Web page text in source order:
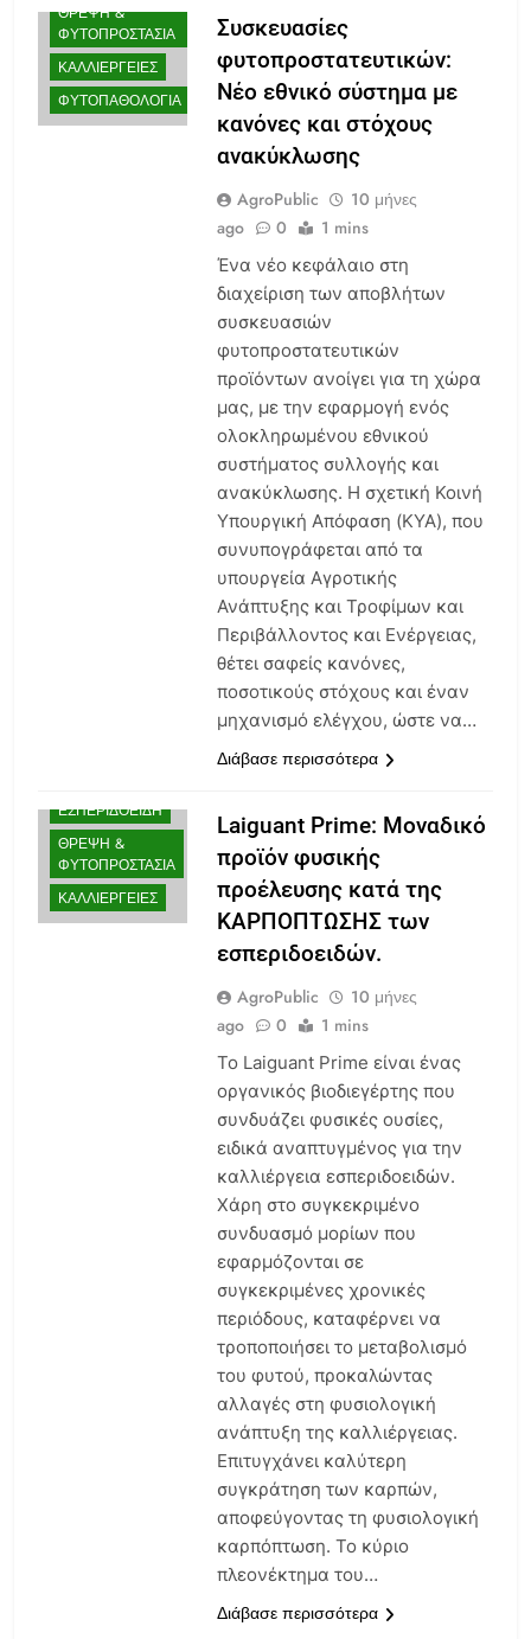
ΘΡΕΨΗ &
ΦΥΤΟΠΡΟΣΤΑΣΊΑ
ΚΑΛΛΙΈΡΓΕΙΕΣ
ΦΥΤΟΠΑΘΟΛΟΓΊΑ
Συσκευασίες
φυτοπροστατευτικών:
Νέο εθνικό σύστημα με
κανόνες και στόχους
ανακύκλωσης
AgroPublic
10 μήνες
ago
0 1 mins
Ένα νέο κεφάλαιο στη
διαχείριση των αποβλήτων
συσκευασιών
φυτοπροστατευτικών
προϊόντων ανοίγει για τη χώρα
μας, με την εφαρμογή ενός
ολοκληρωμένου εθνικού
συστήματος συλλογής και
ανακύκλωσης. Η σχετική Κοινή
Υπουργική Απόφαση (ΚΥΑ), που
συνυπογράφεται από τα
υπουργεία Αγροτικής
Ανάπτυξης και Τροφίμων και
Περιβάλλοντος και Ενέργειας,
θέτει σαφείς κανόνες,
ποσοτικούς στόχους και έναν
μηχανισμό ελέγχου, ώστε να…
Διάβασε περισσότερα
ΕΣΠΕΡΙΔΟΕΙΔΉ
ΘΡΕΨΗ &
ΦΥΤΟΠΡΟΣΤΑΣΊΑ
ΚΑΛΛΙΈΡΓΕΙΕΣ
Laiguant Prime: Μοναδικό
προϊόν φυσικής
προέλευσης κατά της
ΚΑΡΠΟΠΤΩΣΗΣ των
εσπεριδοειδών.
AgroPublic
10 μήνες
ago
0 1 mins
Το Laiguant Prime είναι ένας
οργανικός βιοδιεγέρτης που
συνδυάζει φυσικές ουσίες,
ειδικά αναπτυγμένος για την
καλλιέργεια εσπεριδοειδών.
Χάρη στο συγκεκριμένο
συνδυασμό μορίων που
εφαρμόζονται σε
συγκεκριμένες χρονικές
περιόδους, καταφέρνει να
τροποποιήσει το μεταβολισμό
του φυτού, προκαλώντας
αλλαγές στη φυσιολογική
ανάπτυξη της καλλιέργειας.
Επιτυγχάνει καλύτερη
συγκράτηση των καρπών,
αποφεύγοντας τη φυσιολογική
καρπόπτωση. Το κύριο
πλεονέκτημα του…
Διάβασε περισσότερα